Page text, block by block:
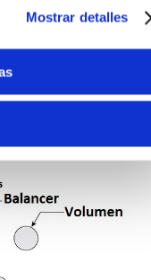
Mostrar detalles
combina la